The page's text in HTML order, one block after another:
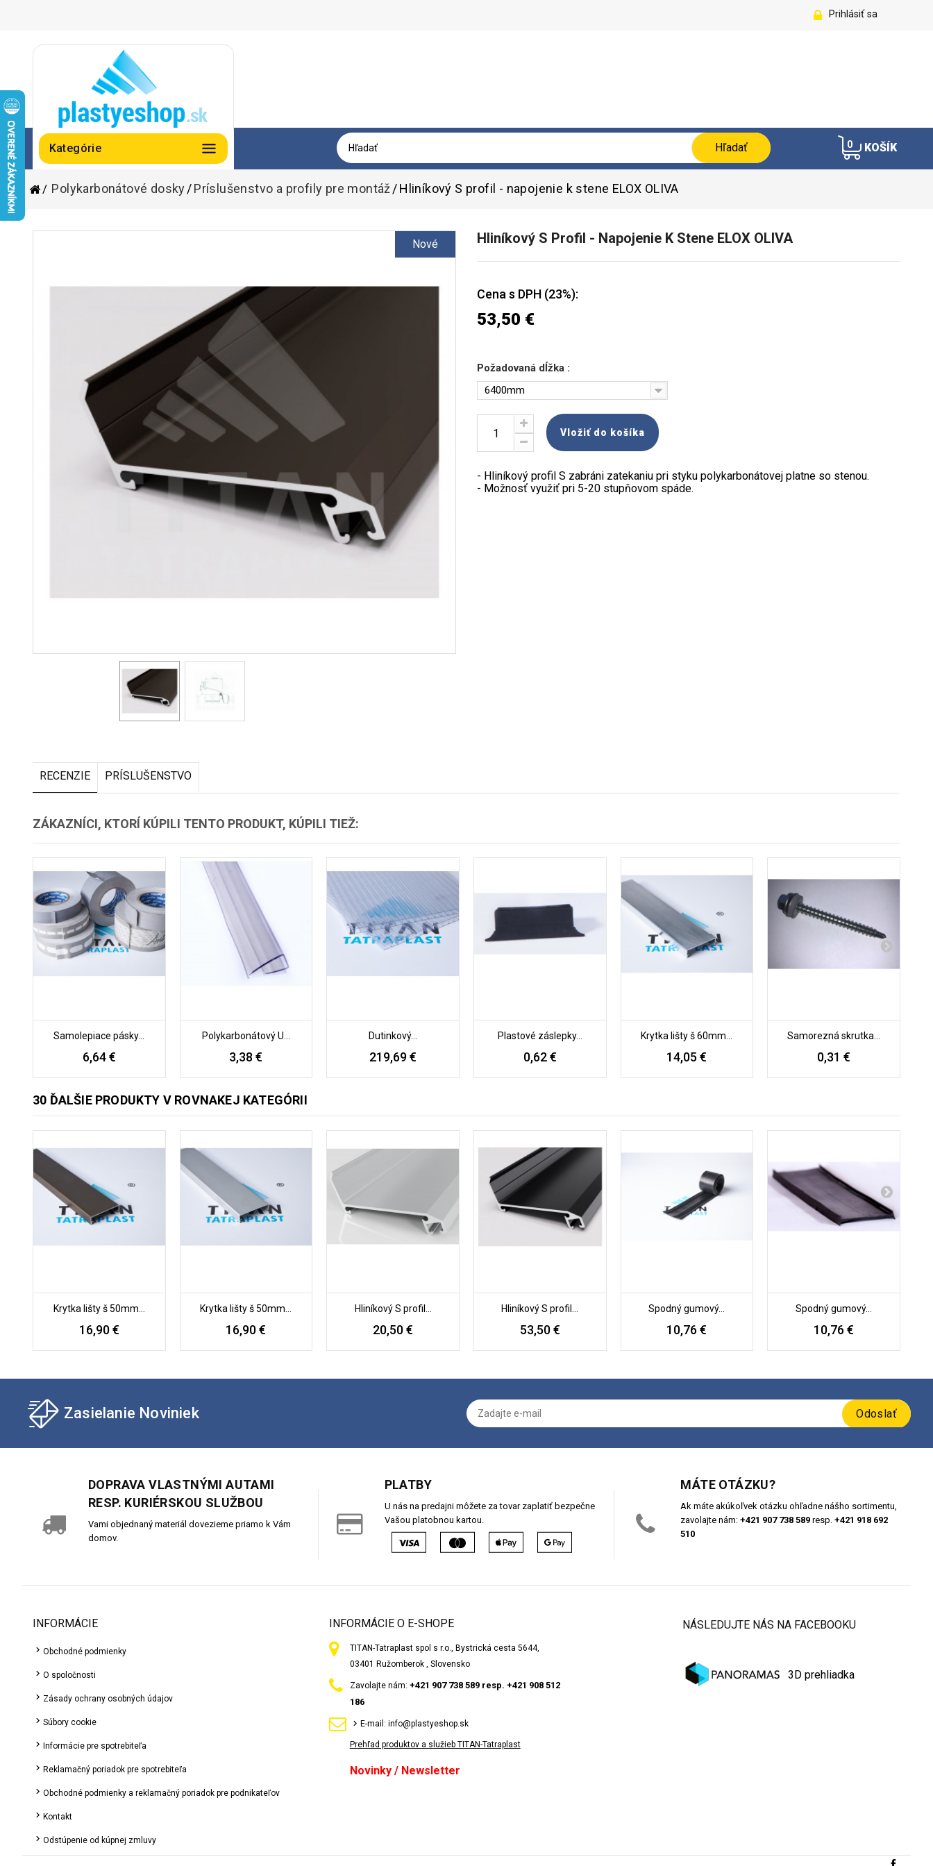
Prihlásiť sa
Kategórie KOŠÍK
0
Hľadať
Polykarbonátové dosky Príslušenstvo a profily pre montáž Hliníkový S profil - napojenie k stene ELOX OLIVA
Nové Hliníkový S Profil - Napojenie K Stene ELOX OLIVA
Cena s DPH (23%):
53,50 €
Požadovaná dĺžka :
6400mm
Vložiť do košíka
- Hliníkový profil S zabráni zatekaniu pri styku polykarbonátovej platne so stenou.
- Možnosť využiť pri 5-20 stupňovom spáde.
RECENZIE PRÍSLUŠENSTVO
ZÁKAZNÍCI, KTORÍ KÚPILI TENTO PRODUKT, KÚPILI TIEŽ:
Samolepiace pásky...
6,64 €
Polykarbonátový U...
3,38 €
Dutinkový...
219,69 €
Plastové záslepky...
0,62 €
Krytka lišty š 60mm...
14,05 €
Samorezná skrutka...
0,31 €
30 ĎALŠIE PRODUKTY V ROVNAKEJ KATEGÓRII
Krytka lišty š 50mm...
16,90 €
Krytka lišty š 50mm...
16,90 €
Hliníkový S profil...
20,50 €
Hliníkový S profil...
53,50 €
Spodný gumový...
10,76 €
Spodný gumový...
10,76 €
Zasielanie Noviniek Odoslať
DOPRAVA VLASTNÝMI AUTAMI
RESP. KURIÉRSKOU SLUŽBOU
Vami objednaný materiál dovezieme priamo k Vám
domov.
PLATBY
U nás na predajni môžete za tovar zaplatiť bezpečne
Vašou platobnou kartou.
MÁTE OTÁZKU?
Ak máte akúkoľvek otázku ohľadne nášho sortimentu,
zavolajte nám:+421 907 738 589 resp.+421 918 692
510
INFORMÁCIE
Obchodné podmienky
O spoločnosti
Zásady ochrany osobných údajov
Súbory cookie
Informácie pre spotrebiteľa
Reklamačný poriadok pre spotrebiteľa
Obchodné podmienky a reklamačný poriadok pre podnikateľov
Kontakt
Odstúpenie od kúpnej zmluvy
INFORMÁCIE O E-SHOPE
TITAN-Tatraplast spol s r.o., Bystrická cesta 5644,
03401 Ružomberok , Slovensko
Zavolajte nám: +421 907 738 589 resp. +421 908 512
186
E-mail: info@plastyeshop.sk
Prehľad produktov a služieb TITAN-Tatraplast
Novinky / Newsletter
NÁSLEDUJTE NÁS NA FACEBOOKU
3D prehliadka